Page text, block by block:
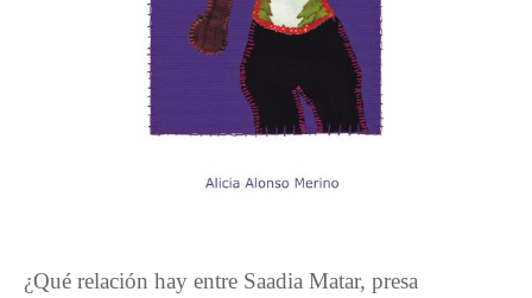
¿Qué relación hay entre Saadia Matar, presa